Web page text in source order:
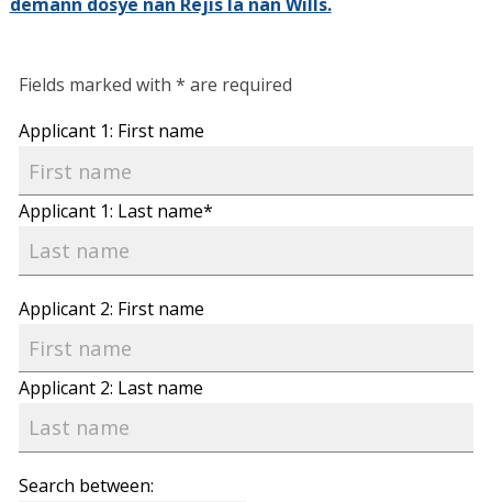
Fields marked with * are required
Applicant 1: First name
Applicant 1: Last name*
Applicant 2: First name
Applicant 2: Last name
Search between: